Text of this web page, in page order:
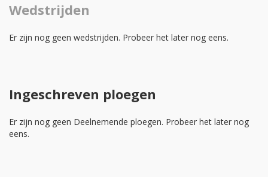
Wedstrijden
Er zijn nog geen wedstrijden. Probeer het later nog eens.
Ingeschreven ploegen
Er zijn nog geen Deelnemende ploegen. Probeer het later nog
eens.